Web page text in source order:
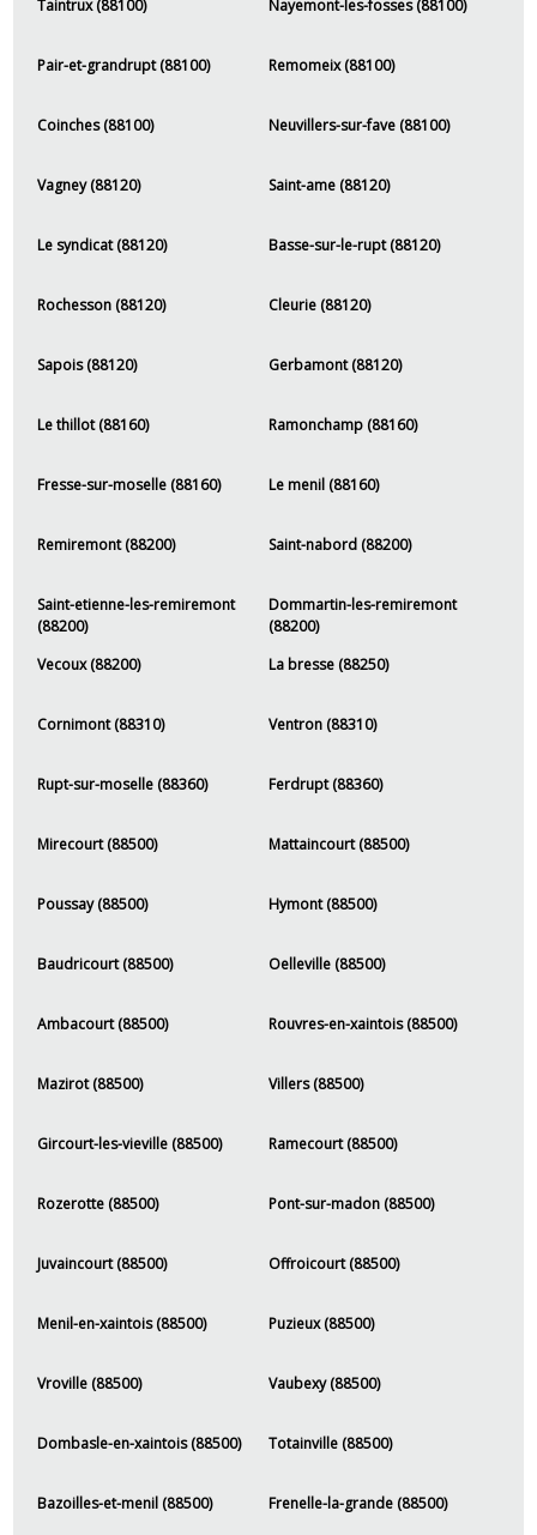
Taintrux (88100) Nayemont-les-fosses (88100)
Pair-et-grandrupt (88100) Remomeix (88100)
Coinches (88100) Neuvillers-sur-fave (88100)
Vagney (88120) Saint-ame (88120)
Le syndicat (88120) Basse-sur-le-rupt (88120)
Rochesson (88120) Cleurie (88120)
Sapois (88120) Gerbamont (88120)
Le thillot (88160) Ramonchamp (88160)
Fresse-sur-moselle (88160) Le menil (88160)
Remiremont (88200) Saint-nabord (88200)
Saint-etienne-les-remiremont
(88200)
Dommartin-les-remiremont
(88200)
Vecoux (88200)
La bresse (88250)
Cornimont (88310) Ventron (88310)
Rupt-sur-moselle (88360) Ferdrupt (88360)
Mirecourt (88500) Mattaincourt (88500)
Poussay (88500) Hymont (88500)
Baudricourt (88500) Oelleville (88500)
Ambacourt (88500) Rouvres-en-xaintois (88500)
Mazirot (88500) Villers (88500)
Gircourt-les-vieville (88500) Ramecourt (88500)
Rozerotte (88500) Pont-sur-madon (88500)
Juvaincourt (88500) Offroicourt (88500)
Menil-en-xaintois (88500) Puzieux (88500)
Vroville (88500) Vaubexy (88500)
Dombasle-en-xaintois (88500) Totainville (88500)
Bazoilles-et-menil (88500) Frenelle-la-grande (88500)